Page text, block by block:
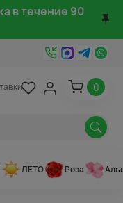
в течение 90
0
ЛЕТО Роза